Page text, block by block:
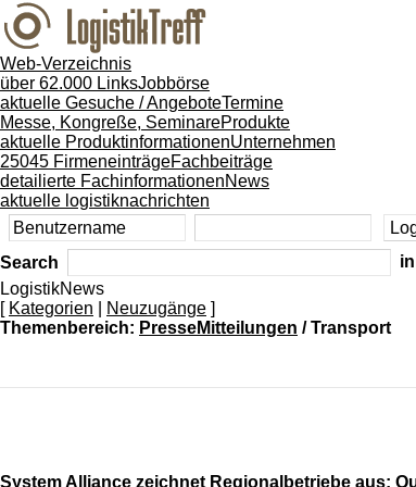
Web-Verzeichnis
über 62.000 LinksJobbörse
aktuelle Gesuche / AngeboteTermine
Messe, Kongreße, SeminareProdukte
aktuelle ProduktinformationenUnternehmen
25045 FirmeneinträgeFachbeiträge
detailierte FachinformationenNews
aktuelle logistiknachrichten
Search
in
LogistikNews
[ Kategorien Neuzugänge ]
Themenbereich: PresseMitteilungen / Transport
System Alliance zeichnet Regionalbetriebe aus: